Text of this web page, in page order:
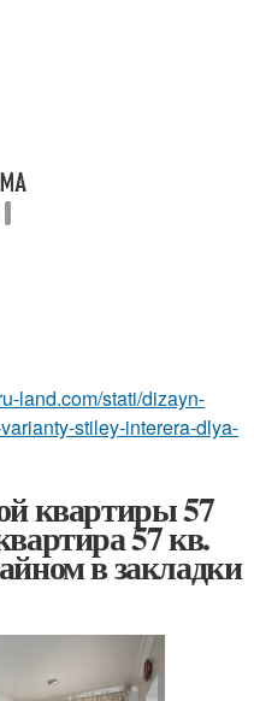
land.com/stati/dizayn-
stiley-interera-dlya-
квартиры 57
57 кв.
в закладки